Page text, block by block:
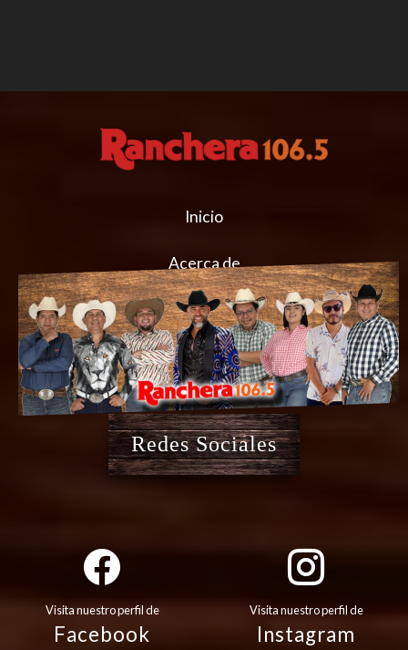
Inicio
Acerca de
Redes Sociales
Visita nuestro perfil de
Facebook
Visita nuestro perfil de
Instagram